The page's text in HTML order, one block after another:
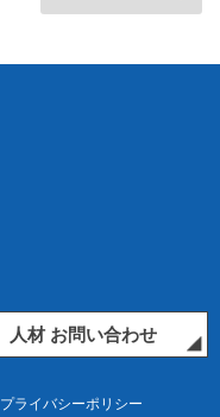
人材 お問い合わせ
プライバシーポリシー